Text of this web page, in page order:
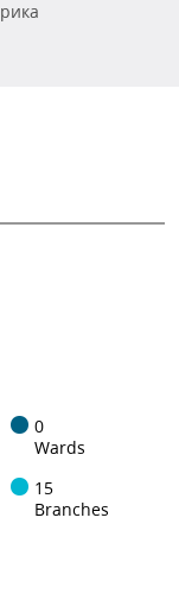
0
Wards
15
Branches